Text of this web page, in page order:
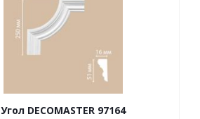
Угол DECOMASTER 97164